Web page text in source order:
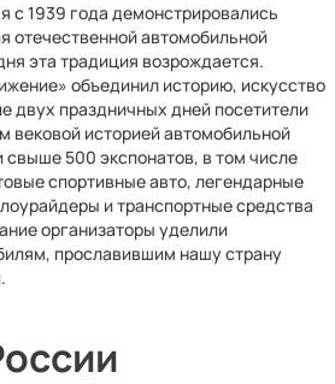
с 1939 года демонстрировались
отечественной автомобильной
эта традиция возрождается.
объединил историю, искусство
двух праздничных дней посетители
вековой историей автомобильной
свыше 500 экспонатов, в том числе
спортивные авто, легендарные
и транспортные средства
организаторы уделили
прославившим нашу страну